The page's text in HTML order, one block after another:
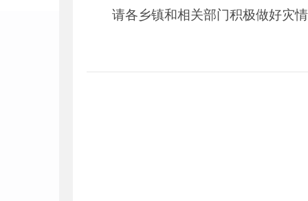
请各乡镇和相关部门积极做好灾